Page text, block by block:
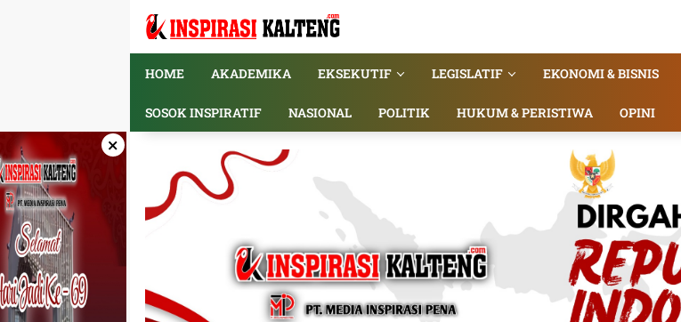
HOME AKADEMIKA EKSEKUTIF LEGISLATIF EKONOMI & BISNIS
SOSOK INSPIRATIF NASIONAL POLITIK HUKUM & PERISTIWA OPINI
×